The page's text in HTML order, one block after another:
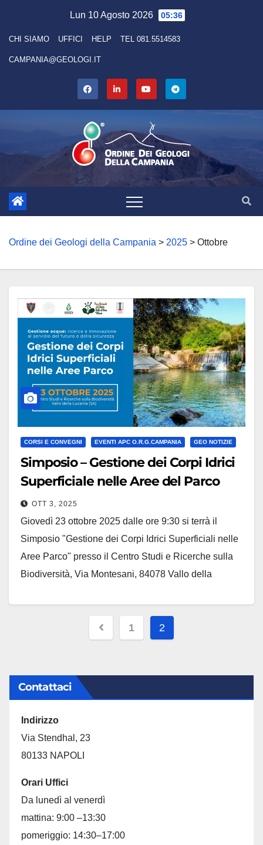
content
Lun 10 Agosto 2026 05:36
CHI SIAMO UFFICI HELP TEL 081.5514583
CAMPANIA@GEOLOGI.IT
Ordine dei Geologi della Campania > 2025 > Ottobre
CORSI E CONVEGNI EVENTI APC O.R.G.CAMPANIA GEO NOTIZIE
Simposio – Gestione dei Corpi Idrici
Superficiale nelle Aree del Parco
OTT 3, 2025
Giovedì 23 ottobre 2025 dalle ore 9:30 si terrà il
Simposio "Gestione dei Corpi Idrici Superficiali nelle
Aree Parco" presso il Centro Studi e Ricerche sulla
Biodiversità, Via Montesani, 84078 Vallo della
Paginazione
degli
1 2
Contattaci
Indirizzo
Via Stendhal, 23
80133 NAPOLI
Orari Uffici
Da lunedì al venerdì
mattina: 9:00 –13:30
pomeriggio: 14:30–17:00